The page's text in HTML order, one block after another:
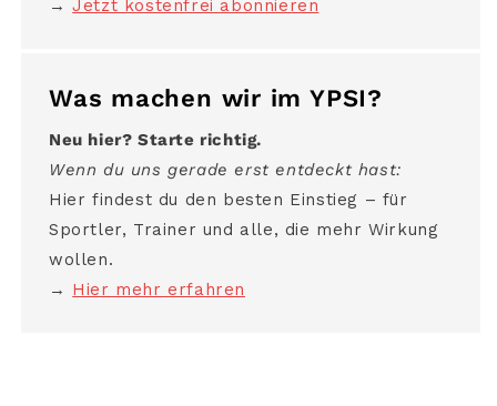
→Jetzt kostenfrei abonnieren
Was machen wir im YPSI?
Neu hier? Starte richtig.
Wenn du uns gerade erst entdeckt hast:
Hier findest du den besten Einstieg – für
Sportler, Trainer und alle, die mehr Wirkung
wollen.
→ Hier mehr erfahren